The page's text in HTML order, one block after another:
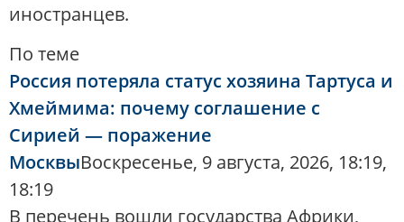
иностранцев.
По теме
Россия потеряла статус хозяина Тартуса и
Хмеймима: почему соглашение с
Сирией — поражение
МосквыВоскресенье, 9 августа, 2026, 18:19,
18:19
В перечень вошли государства Африки,